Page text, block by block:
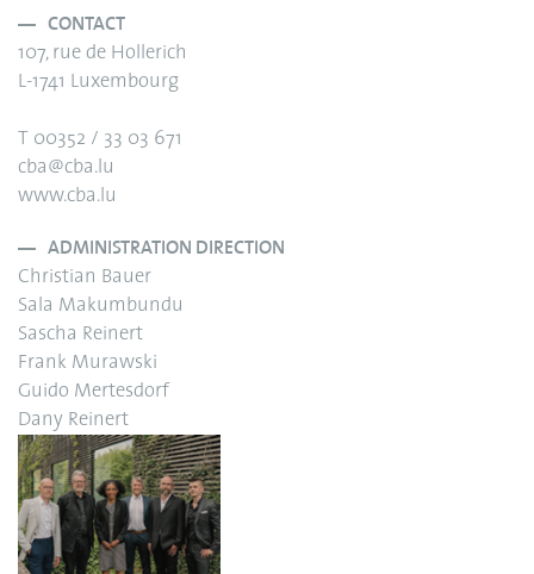
CONTACT
107, rue de Hollerich
L-1741 Luxembourg
T 00352 / 33 03 671
cba@cba.lu
www.cba.lu
ADMINISTRATION DIRECTION
Christian Bauer
Sala Makumbundu
Sascha Reinert
Frank Murawski
Guido Mertesdorf
Dany Reinert